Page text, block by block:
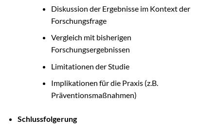
Diskussion der Ergebnisse im Kontext der
Forschungsfrage
Vergleich mit bisherigen
Forschungsergebnissen
Limitationen der Studie
Implikationen für die Praxis (z.B.
Präventionsmaßnahmen)
Schlussfolgerung